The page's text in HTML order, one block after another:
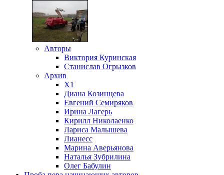
Авторы
Виктория Куринская
Станислав Огрызков
Архив
X1
Диана Козинцева
Евгений Семиряков
Ирина Лагерь
Кирилл Николаенко
Лариса Малышева
Лианесс
Марина Аверьянова
Наталья Зубрилина
Олег Бабулин